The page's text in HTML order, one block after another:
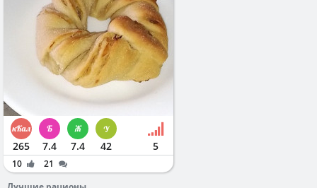
265 7.4 7.4 42 5
10
21